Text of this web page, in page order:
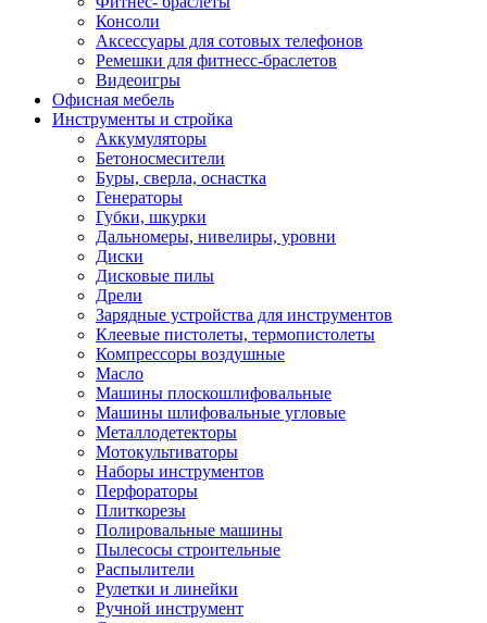
Консоли
Аксессуары для сотовых телефонов
Ремешки для фитнесс-браслетов
Видеоигры
Офисная мебель
Инструменты и стройка
Аккумуляторы
Бетоносмесители
Буры, сверла, оснастка
Генераторы
Губки, шкурки
Дальномеры, нивелиры, уровни
Диски
Дисковые пилы
Дрели
Зарядные устройства для инструментов
Клеевые пистолеты, термопистолеты
Компрессоры воздушные
Масло
Машины плоскошлифовальные
Машины шлифовальные угловые
Металлодетекторы
Мотокультиваторы
Наборы инструментов
Перфораторы
Плиткорезы
Полировальные машины
Пылесосы строительные
Распылители
Рулетки и линейки
Ручной инструмент